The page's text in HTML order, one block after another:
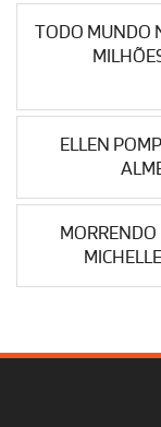
TODO MUNDO
ELLEN
MORRENDO